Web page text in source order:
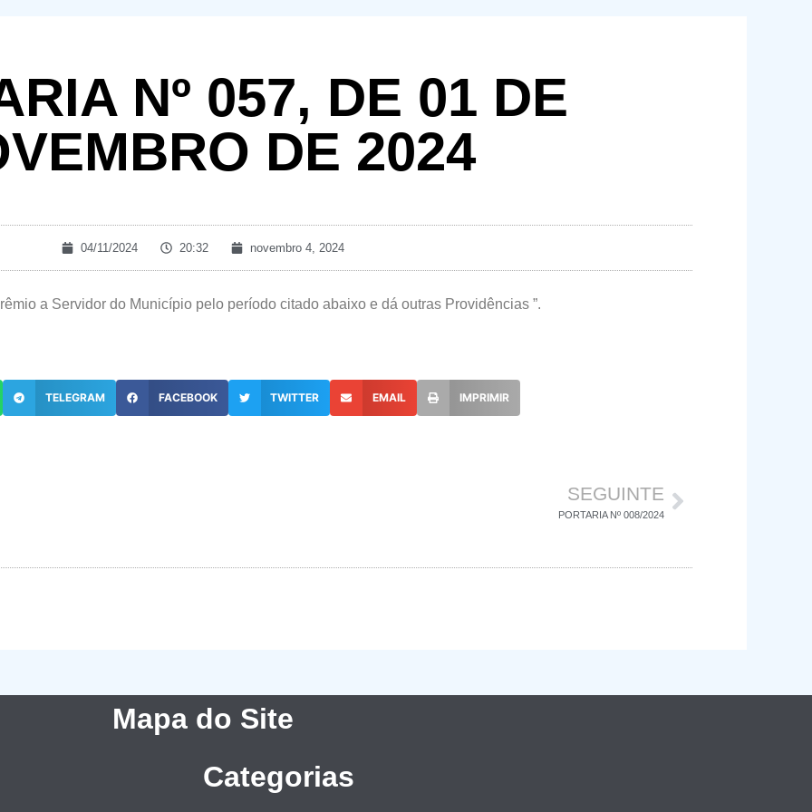
Nº 057, DE 01 DE
DE 2024
04/11/2024 20:32 novembro 4, 2024
a Servidor do Município pelo período citado abaixo e dá outras Providências ”.
TELEGRAM FACEBOOK TWITTER EMAIL IMPRIMIR
SEGUINTE
PORTARIA Nº 008/2024
Mapa do Site
Categorias